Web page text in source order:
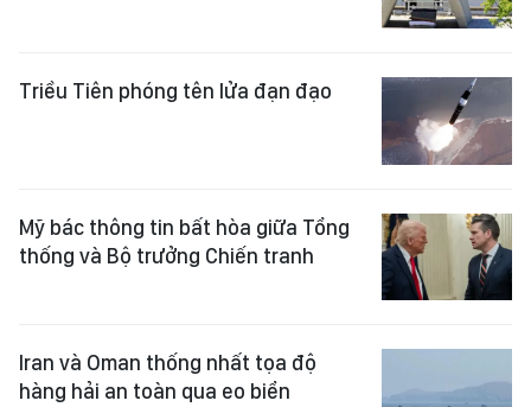
Triều Tiên phóng tên lửa đạn đạo
Mỹ bác thông tin bất hòa giữa Tổng
thống và Bộ trưởng Chiến tranh
Iran và Oman thống nhất tọa độ
hàng hải an toàn qua eo biển